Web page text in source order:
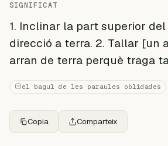
SIGNIFICAT
1. Inclinar la part superior
direcció a terra. 2. Tallar [un
arran de terra perquè traga
el bagul de les paraules oblidades
Copia Comparteix